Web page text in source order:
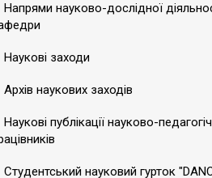
Напрями науково-дослідної
Наукові заходи
Архів наукових заходів
Наукові публікації науково-
Студентський науковий гурток